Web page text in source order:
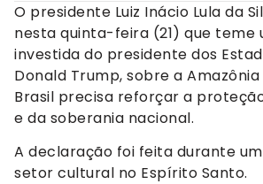
O presidente Luiz Inácio Lula da
nesta quinta-feira (21) que teme
investida do presidente dos
Donald Trump, sobre a Amazônia
Brasil precisa reforçar a
e da soberania nacional.
A declaração foi feita durante
setor cultural no Espírito Santo.